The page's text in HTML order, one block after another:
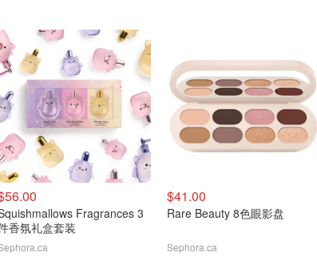
Fragrances 3
香氛礼盒套装
$41.00
Rare Beauty 8色眼影盘
Sephora.ca